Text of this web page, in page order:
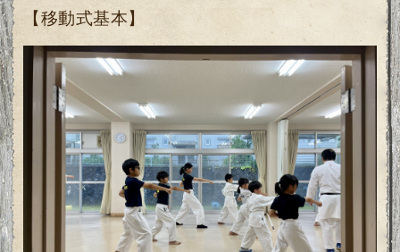
【移動式基本】